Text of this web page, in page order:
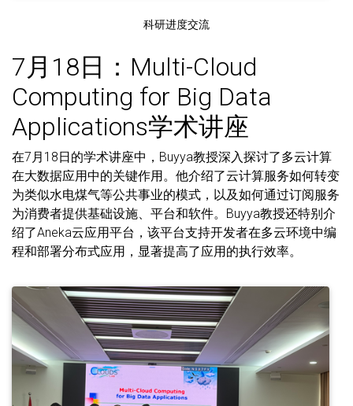
科研进度交流
7月18日：Multi-Cloud
Computing for Big Data
Applications学术讲座
在7月18日的学术讲座中，Buyya教授深入探讨了多云计算
在大数据应用中的关键作用。他介绍了云计算服务如何转变
为类似水电煤气等公共事业的模式，以及如何通过订阅服务
为消费者提供基础设施、平台和软件。Buyya教授还特别介
绍了Aneka云应用平台，该平台支持开发者在多云环境中编
程和部署分布式应用，显著提高了应用的执行效率。